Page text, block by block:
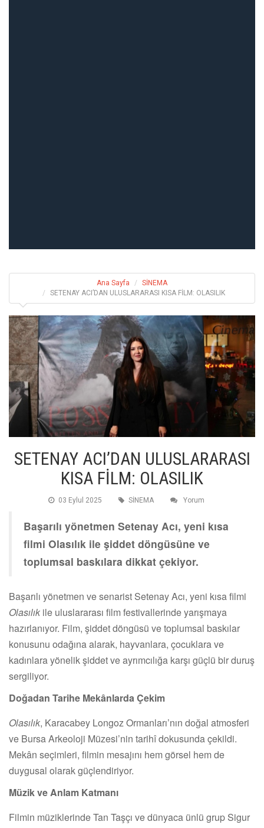
Ana Sayfa
SİNEMA
SETENAY ACI’DAN ULUSLARARASI KISA FİLM: OLASILIK
SETENAY ACI’DAN ULUSLARARASI
KISA FİLM: OLASILIK
03 Eylul 2025 SİNEMA Yorum
Başarılı yönetmen Setenay Acı, yeni kısa
filmi Olasılık ile şiddet döngüsüne ve
toplumsal baskılara dikkat çekiyor.
Başarılı yönetmen ve senarist Setenay Acı, yeni kısa filmi
Olasılık ile uluslararası film festivallerinde yarışmaya
hazırlanıyor. Film, şiddet döngüsü ve toplumsal baskılar
konusunu odağına alarak, hayvanlara, çocuklara ve
kadınlara yönelik şiddet ve ayrımcılığa karşı güçlü bir duruş
sergiliyor.
Doğadan Tarihe Mekânlarda Çekim
Olasılık, Karacabey Longoz Ormanları’nın doğal atmosferi
ve Bursa Arkeoloji Müzesi’nin tarihî dokusunda çekildi.
Mekân seçimleri, filmin mesajını hem görsel hem de
duygusal olarak güçlendiriyor.
Müzik ve Anlam Katmanı
Filmin müziklerinde Tan Taşçı ve dünyaca ünlü grup Sigur